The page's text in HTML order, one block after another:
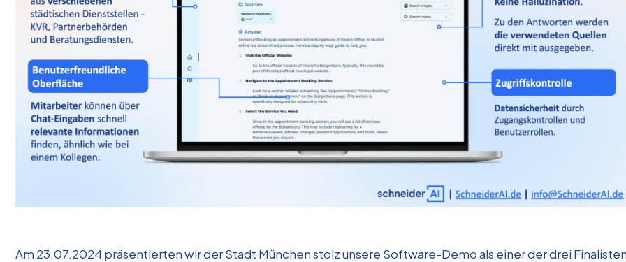
Am 23.07.2024 präsentierten wir der Stadt München stolz unsere Software-Demo als einer der drei